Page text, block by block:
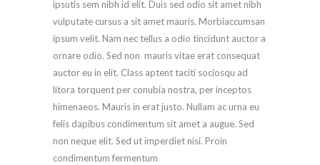
ipsutis sem nibh id elit. Duis sed odio sit amet nibh
vulputate cursus a sit amet mauris. Morbiaccumsan
ipsum velit. Nam nec tellus a odio tincidunt auctor a
ornare odio. Sed non mauris vitae erat consequat
auctor eu in elit. Class aptent taciti sociosqu ad
litora torquent per conubia nostra, per inceptos
himenaeos. Mauris in erat justo. Nullam ac urna eu
felis dapibus condimentum sit amet a augue. Sed
non neque elit. Sed ut imperdiet nisi. Proin
condimentum fermentum